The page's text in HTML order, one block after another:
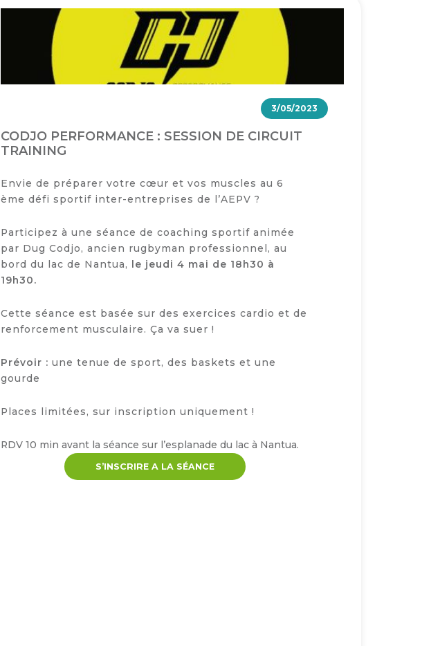
3/05/2023
CODJO PERFORMANCE : SESSION DE CIRCUIT
TRAINING
Envie de préparer votre cœur et vos muscles au 6
ème défi sportif inter-entreprises de l’AEPV ?
Participez à une séance de coaching sportif animée
par Dug Codjo, ancien rugbyman professionnel, au
bord du lac de Nantua,
le jeudi 4 mai de 18h30 à
19h30.
Cette séance est basée sur des exercices cardio et de
renforcement musculaire. Ça va suer !
Prévoir : une tenue de sport, des baskets et une
gourde
Places limitées, sur inscription uniquement !
RDV 10 min avant la séance sur l’esplanade du lac à Nantua.
S’INSCRIRE A LA SÉANCE